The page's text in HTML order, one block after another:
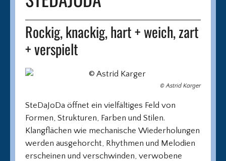
Rockig, knackig, hart + weich, zart
+ verspielt
© Astrid Karger
SteDaJoDa öffnet ein vielfältiges Feld von
Formen, Strukturen, Farben und Stilen.
Klangflächen wie mechanische Wiederholungen
werden ausgehorcht, Rhythmen und Melodien
erscheinen und verschwinden, verwobene